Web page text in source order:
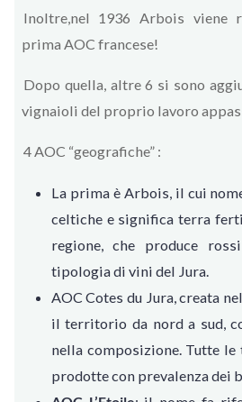
Inoltre,nel 1936 Arbois viene
prima AOC francese!
Dopo quella, altre 6 si sono
vignaioli del proprio lavoro
4 AOC “geografiche” :
La prima è Arbois, il cui
celtiche e significa terra
regione, che produce
tipologia di vini del Jura.
AOC Cotes du Jura, creata
il territorio da nord a sud,
nella composizione. Tutte
prodotte con prevalenza dei